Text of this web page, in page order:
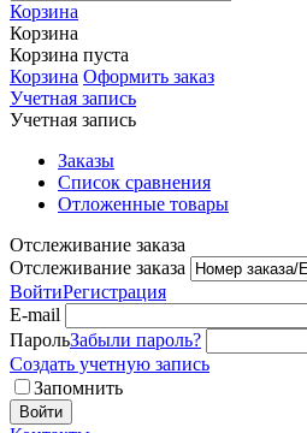
Корзина
Корзина
Корзина пуста
Корзина Оформить заказ
Учетная запись
Учетная запись
Заказы
Список сравнения
Отложенные товары
Отслеживание заказа
Отслеживание заказа
ВойтиРегистрация
E-mail
ПарольЗабыли пароль?
Создать учетную запись
Запомнить
Войти